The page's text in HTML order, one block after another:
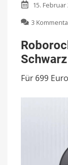
15. Februar
3
Für 699 Euro